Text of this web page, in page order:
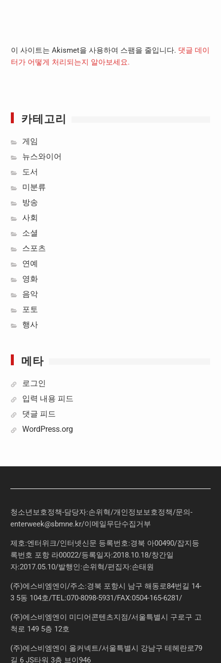
이 사이트는 Akismet을 사용하여 스팸을 줄입니다. 댓글 데이
터가 어떻게 처리되는지 알아보세요.
카테고리
게임
뉴스와이어
도서
미분류
방송
사회
소셜
스포츠
연예
영화
음악
포토
행사
메타
로그인
입력 내용 피드
댓글 피드
WordPress.org
청소년보호정책-담당자:손위혁/개인정보보호정책/문의-
enterweek@sbmne.kr/이메일무단수집거부
제호:엔터위크/인터넷신문 등록번호:경북 아00490/잡지등
록번호 포항 라00022/등록일자:2018.10.18/창간일
자:2017.05.10/발행인:손위혁/편집자:손태원
(주)에스비엠엔이/주소:경북 포항시 남구 해동로84번길 14-
3 5동 104호/TEL:070-8098-5931/FAX:0504-165-6281/
(주)에스비엠엔이 미디어콘텐츠지점/서울특별시 구로구 고
척로 149 5층 12호
(주)에스비엠엔이 올커넥트/서울특별시 강남구 테헤란로79
길 6 JS타워 3층 브이946